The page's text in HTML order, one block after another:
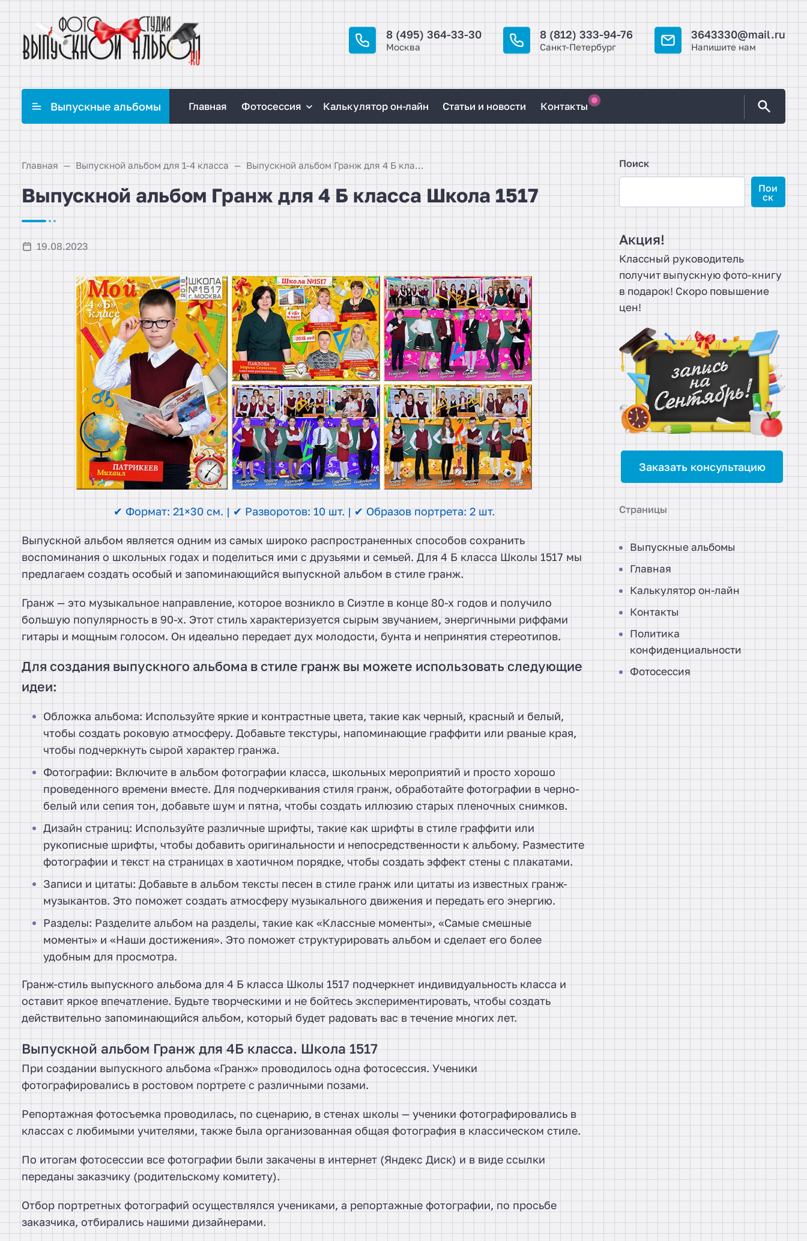
8 (495) 364-33-30
Москва
8 (812) 333-94-76
Санкт-Петербург
3643330@mail.ru
Напишите нам
Выпускные альбомы Главная Фотосессия Калькулятор он-лайн Статьи и новости Контакты
Главная Выпускной альбом для 1-4 класса Выпускной альбом Гранж для 4 Б класса Школа 1517
Выпускной альбом Гранж для 4 Б класса Школа 1517
19.08.2023
✔ Формат: 21×30 см. | ✔ Разворотов: 10 шт. | ✔ Образов портрета: 2 шт.
Выпускной альбом является одним из самых широко распространенных способов сохранить
воспоминания о школьных годах и поделиться ими с друзьями и семьей. Для 4 Б класса Школы 1517 мы
предлагаем создать особый и запоминающийся выпускной альбом в стиле гранж.
Гранж — это музыкальное направление, которое возникло в Сиэтле в конце 80-х годов и получило
большую популярность в 90-х. Этот стиль характеризуется сырым звучанием, энергичными риффами
гитары и мощным голосом. Он идеально передает дух молодости, бунта и непринятия стереотипов.
Для создания выпускного альбома в стиле гранж вы можете использовать следующие
идеи:
Обложка альбома: Используйте яркие и контрастные цвета, такие как черный, красный и белый,
чтобы создать роковую атмосферу. Добавьте текстуры, напоминающие граффити или рваные края,
чтобы подчеркнуть сырой характер гранжа.
Фотографии: Включите в альбом фотографии класса, школьных мероприятий и просто хорошо
проведенного времени вместе. Для подчеркивания стиля гранж, обработайте фотографии в черно-
белый или сепия тон, добавьте шум и пятна, чтобы создать иллюзию старых пленочных снимков.
Дизайн страниц: Используйте различные шрифты, такие как шрифты в стиле граффити или
рукописные шрифты, чтобы добавить оригинальности и непосредственности к альбому. Разместите
фотографии и текст на страницах в хаотичном порядке, чтобы создать эффект стены с плакатами.
Записи и цитаты: Добавьте в альбом тексты песен в стиле гранж или цитаты из известных гранж-
музыкантов. Это поможет создать атмосферу музыкального движения и передать его энергию.
Разделы: Разделите альбом на разделы, такие как «Классные моменты», «Самые смешные
моменты» и «Наши достижения». Это поможет структурировать альбом и сделает его более
удобным для просмотра.
Гранж-стиль выпускного альбома для 4 Б класса Школы 1517 подчеркнет индивидуальность класса и
оставит яркое впечатление. Будьте творческими и не бойтесь экспериментировать, чтобы создать
действительно запоминающийся альбом, который будет радовать вас в течение многих лет.
Выпускной альбом Гранж для 4Б класса. Школа 1517
При создании выпускного альбома «Гранж» проводилось одна фотосессия. Ученики
фотографировались в ростовом портрете с различными позами.
Репортажная фотосъемка проводилась, по сценарию, в стенах школы — ученики фотографировались в
классах с любимыми учителями, также была организованная общая фотография в классическом стиле.
По итогам фотосессии все фотографии были закачены в интернет (Яндекс Диск) и в виде ссылки
переданы заказчику (родительскому комитету).
Отбор портретных фотографий осуществлялся учениками, а репортажные фотографии, по просьбе
заказчика, отбирались нашими дизайнерами.
Поиск
Пои
ск
Акция!
Классный руководитель
получит выпускную фото-книгу
в подарок! Скоро повышение
цен!
Заказать консультацию
Страницы
Выпускные альбомы
Главная
Калькулятор он-лайн
Контакты
Политика
конфиденциальности
Фотосессия